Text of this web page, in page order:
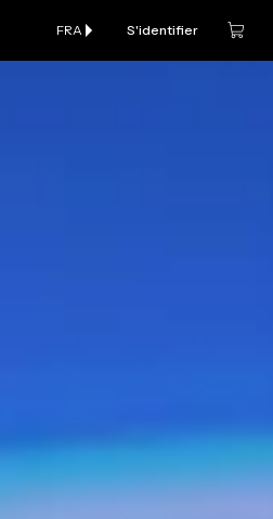
FRA S'identifier